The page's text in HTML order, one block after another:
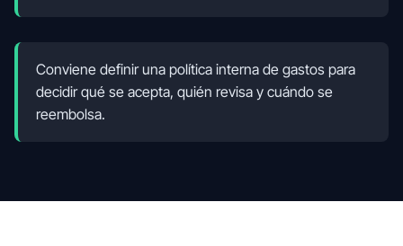
Conviene definir una política interna de gastos para
decidir qué se acepta, quién revisa y cuándo se
reembolsa.